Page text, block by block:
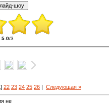
5.0/3
] 22 23 24 25 26 | Следующая »
не